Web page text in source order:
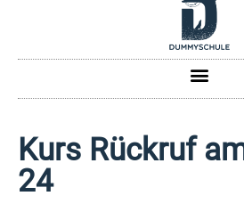
Kurs Rückruf
24